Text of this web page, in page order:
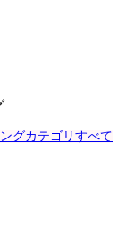
グカテゴリすべて